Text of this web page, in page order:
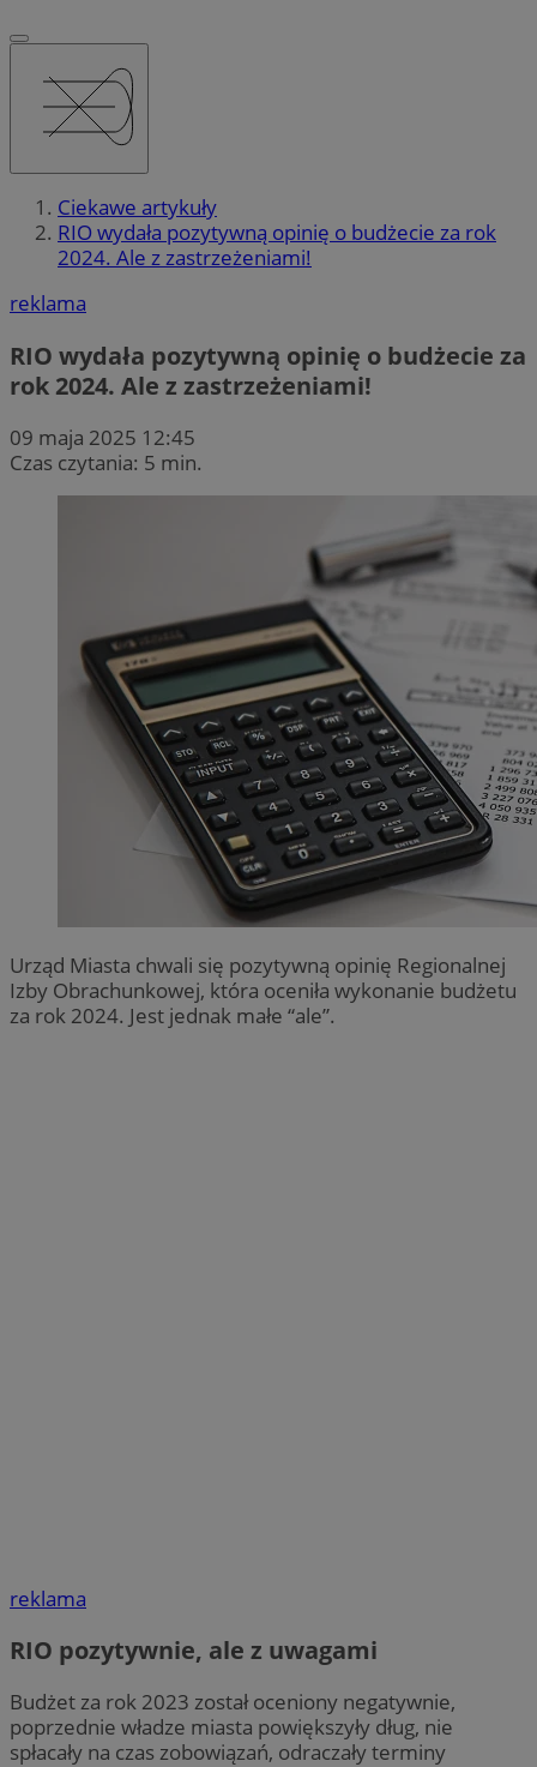
Ciekawe artykuły
RIO wydała pozytywną opinię o budżecie za rok
2024. Ale z zastrzeżeniami!
reklama
RIO wydała pozytywną opinię o budżecie za
rok 2024. Ale z zastrzeżeniami!
09 maja 2025 12:45
Czas czytania: 5 min.
Urząd Miasta chwali się pozytywną opinię Regionalnej
Izby Obrachunkowej, która oceniła wykonanie budżetu
za rok 2024. Jest jednak małe “ale”.
reklama
RIO pozytywnie, ale z uwagami
Budżet za rok 2023 został oceniony negatywnie,
poprzednie władze miasta powiększyły dług, nie
spłacały na czas zobowiązań, odraczały terminy